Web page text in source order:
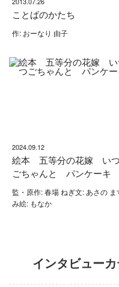
ことばのかたち
作: おーなり 由子
2024.09.12
絵本 五等分の花嫁 い
ごちゃんと パンケーキ
監・原作: 春場 ねぎ文: あさの ま
み絵: もなか
インタビュー